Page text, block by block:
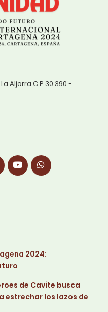
Aljorra C.P 30.390 -
2024:
de Cavite busca
estrechar los lazos de